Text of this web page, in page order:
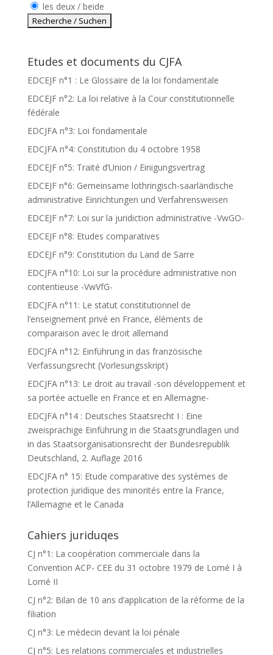
les deux / beide
Etudes et documents du CJFA
EDCEJF n°1 : Le Glossaire de la loi fondamentale
EDCEJF n°2: La loi relative à la Cour constitutionnelle
fédérale
EDCJFA n°3: Loi fondamentale
EDCJFA n°4: Constitution du 4 octobre 1958
EDCEJF n°5: Traité d’Union / Einigungsvertrag
EDCEJF n°6: Gemeinsame lothringisch-saarländische
administrative Einrichtungen und Verfahrensweisen
EDCEJF n°7: Loi sur la juridiction administrative -VwGO-
EDCEJF n°8: Etudes comparatives
EDCEJF n°9: Constitution du Land de Sarre
EDCJFA n°10: Loi sur la procédure administrative non
contentieuse -VwVfG-
EDCJFA n°11: Le statut constitutionnel de
l’enseignement privé en France, éléments de
comparaison avec le droit allemand
EDCJFA n°12: Einführung in das französische
Verfassungsrecht (Vorlesungsskript)
EDCJFA n°13: Le droit au travail -son développement et
sa portée actuelle en France et en Allemagne-
EDCJFA n°14 : Deutsches Staatsrecht I : Eine
zweisprachige Einführung in die Staatsgrundlagen und
in das Staatsorganisationsrecht der Bundesrepublik
Deutschland, 2. Auflage 2016
EDCJFA n° 15: Etude comparative des systèmes de
protection juridique des minorités entre la France,
l’Allemagne et le Canada
Cahiers juriduqes
CJ n°1: La coopération commerciale dans la
Convention ACP- CEE du 31 octobre 1979 de Lomé I à
Lomé II
CJ n°2: Bilan de 10 ans d’application de la réforme de la
filiation
CJ n°3: Le médecin devant la loi pénale
CJ n°5: Les relations commerciales et industrielles